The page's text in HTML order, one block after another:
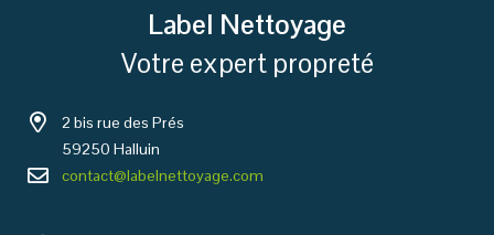
Label Nettoyage
Votre expert propreté
2 bis rue des Prés
59250 Halluin
contact@labelnettoyage.com